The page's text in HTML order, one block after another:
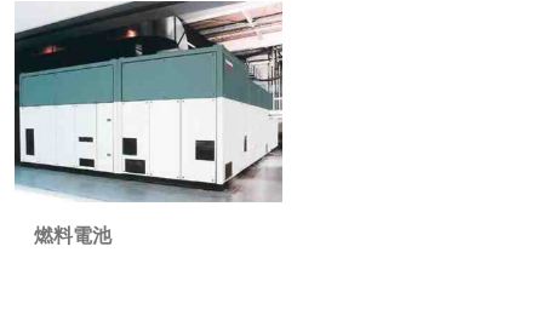
燃料電池